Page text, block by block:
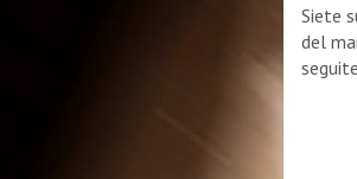
Siete
del